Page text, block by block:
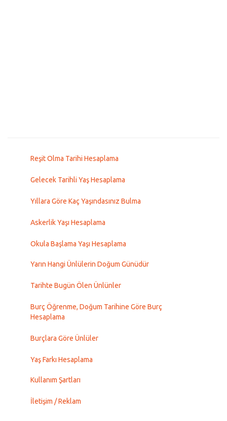
Reşit Olma Tarihi Hesaplama
Gelecek Tarihli Yaş Hesaplama
Yıllara Göre Kaç Yaşındasınız Bulma
Askerlik Yaşı Hesaplama
Okula Başlama Yaşı Hesaplama
Yarın Hangi Ünlülerin Doğum Günüdür
Tarihte Bugün Ölen Ünlünler
Burç Öğrenme, Doğum Tarihine Göre Burç
Hesaplama
Burçlara Göre Ünlüler
Yaş Farkı Hesaplama
Kullanım Şartları
İletişim / Reklam